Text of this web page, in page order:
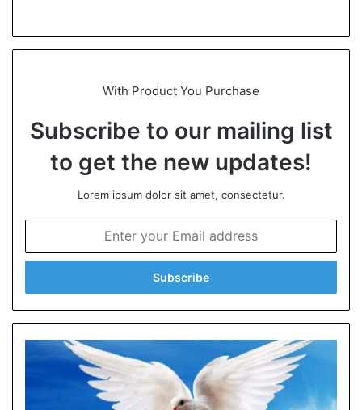
te
With Product You Purchase
Subscribe to our mailing list
to get the new updates!
Lorem ipsum dolor sit amet, consectetur.
t
r
y
r